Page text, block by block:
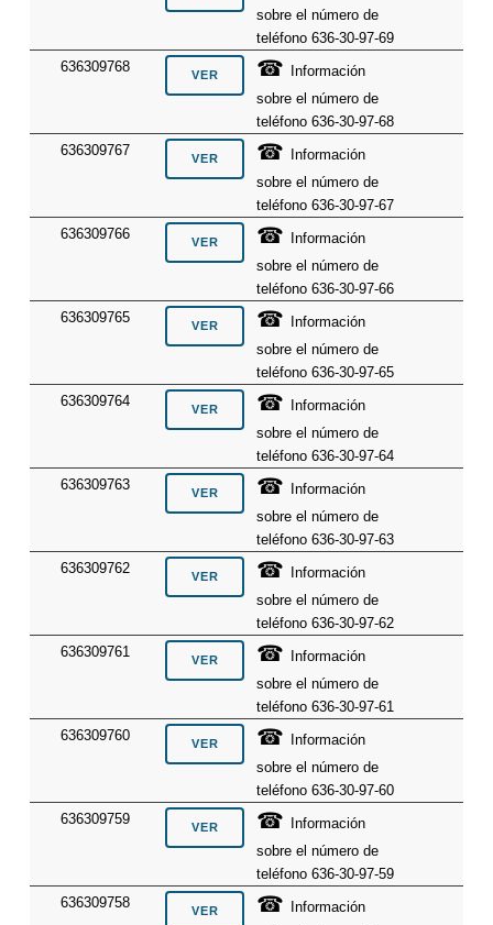
sobre el número de
teléfono 636-30-97-69
636309768
☎
Información
sobre el número de
teléfono 636-30-97-68
636309767
☎
Información
sobre el número de
teléfono 636-30-97-67
636309766
☎
Información
sobre el número de
teléfono 636-30-97-66
636309765
☎
Información
sobre el número de
teléfono 636-30-97-65
636309764
☎
Información
sobre el número de
teléfono 636-30-97-64
636309763
☎
Información
sobre el número de
teléfono 636-30-97-63
636309762
☎
Información
sobre el número de
teléfono 636-30-97-62
636309761
☎
Información
sobre el número de
teléfono 636-30-97-61
636309760
☎
Información
sobre el número de
teléfono 636-30-97-60
636309759
☎
Información
sobre el número de
teléfono 636-30-97-59
636309758
☎
Información